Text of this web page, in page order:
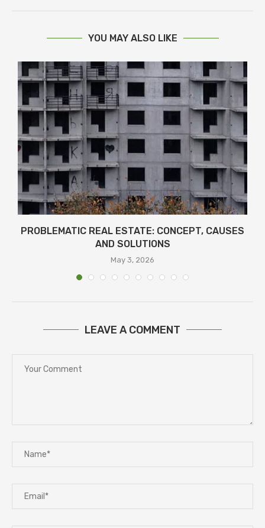
YOU MAY ALSO LIKE
PROBLEMATIC REAL ESTATE: CONCEPT, CAUSES
AND SOLUTIONS
May 3, 2026
LEAVE A COMMENT